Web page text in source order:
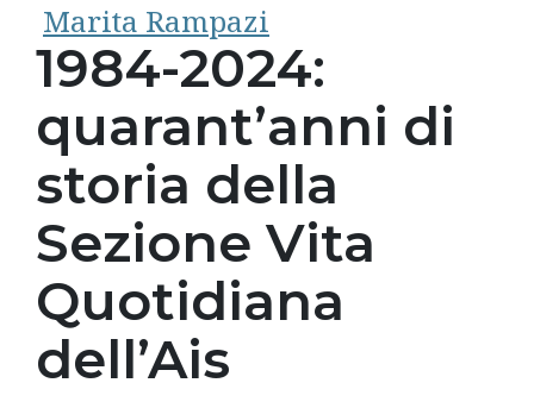
Marita Rampazi
1984-2024:
quarant’anni di
storia della
Sezione Vita
Quotidiana
dell’Ais